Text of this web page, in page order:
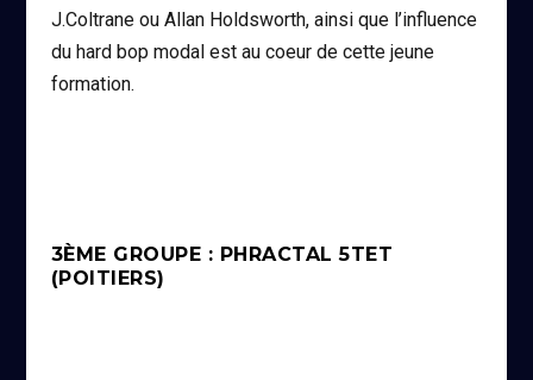
J.Coltrane ou Allan Holdsworth, ainsi que l’influence
du hard bop modal est au coeur de cette jeune
formation.
3ÈME GROUPE : PHRACTAL 5TET
(POITIERS)